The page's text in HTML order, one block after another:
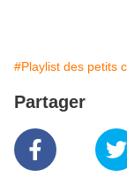
#Playlist des petits
Partager